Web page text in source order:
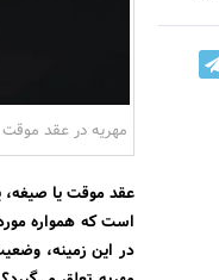
مهریه در عقد موقت
عقد موقت یا صیغه،
است که همواره
در این زمینه،